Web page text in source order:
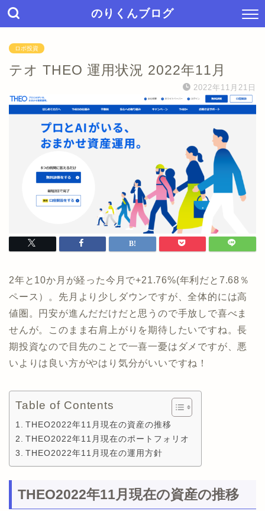
のりくんブログ
ロボ投資
テオ THEO 運用状況 2022年11月
2022年11月21日
2年と10か月が経った今月で+21.76%(年利だと7.68％
ペース）。先月より少しダウンですが、全体的には高
値圏。円安が進んだだけだと思うので手放しで喜べま
せんが。このまま右肩上がりを期待したいですね。長
期投資なので目先のことで一喜一憂はダメですが、悪
いよりは良い方がやはり気分がいいですね！
Table of Contents
THEO2022年11月現在の資産の推移
THEO2022年11月現在のポートフォリオ
THEO2022年11月現在の運用方針
THEO2022年11月現在の資産の推移